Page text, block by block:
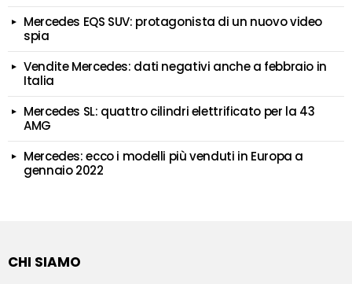
Mercedes EQS SUV: protagonista di un nuovo video
spia
Vendite Mercedes: dati negativi anche a febbraio in
Italia
Mercedes SL: quattro cilindri elettrificato per la 43
AMG
Mercedes: ecco i modelli più venduti in Europa a
gennaio 2022
CHI SIAMO